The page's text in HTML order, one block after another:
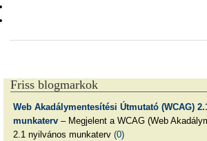
Friss blogmarkok
Web Akadálymentesítési Útmutató (WCAG)
munkaterv– Megjelent a WCAG (Web
2.1 nyilvános munkaterv (0)